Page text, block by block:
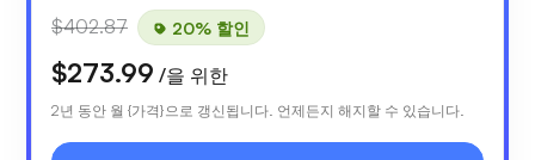
$402.87 20% 할인
$273.99 /을 위한
2년 동안 월 {가격}으로 갱신됩니다. 언제든지 해지할 수 있습니다.